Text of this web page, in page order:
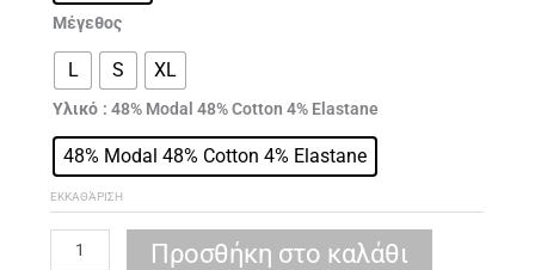
Μέγεθος
L S XL
Υλικό : 48% Modal 48% Cotton 4% Elastane
48% Modal 48% Cotton 4% Elastane
ΕΚΚΑΘΆΡΙΣΗ
long
burgundy
ποσότητα
Προσθήκη στο καλάθι